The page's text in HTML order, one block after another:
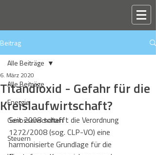
Beitrag
Alle Beiträge
Energie
Genossenschaften
Steuern
Alle Beiträge
Titandioxid - Gefahr für die
Kreislaufwirtschaft?
6. März 2020
Seit 2008 schafft die Verordnung
1272/2008 (sog. CLP-VO) eine
harmonisierte Grundlage für die